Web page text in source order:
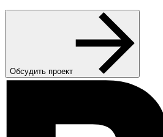
Обсудить проект